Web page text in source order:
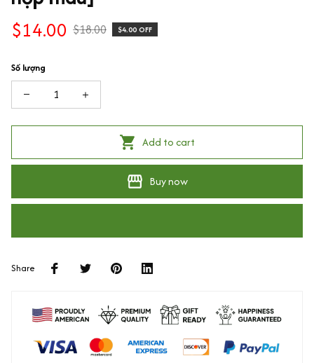
$14.00 $18.00 $4.00 OFF
Số lượng
Add to cart
Buy now
Share